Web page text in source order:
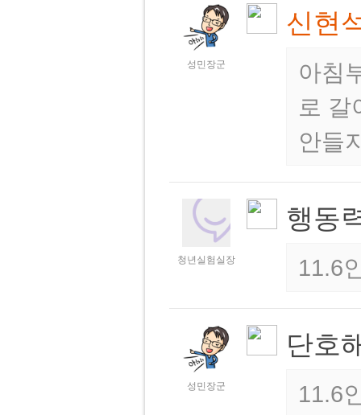
성민장군
신현
아침
로 갈
안들
청년실험실장
행동
11.6
성민장군
단호
11.6